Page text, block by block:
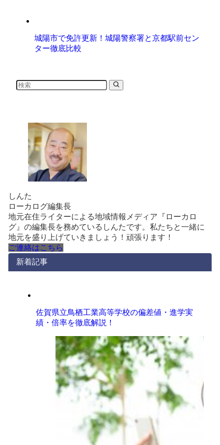
城陽市で免許更新！城陽警察署と京都駅前セン
ター徹底比較
しんた
ローカログ編集長
地元在住ライターによる地域情報メディア『ローカロ
グ』の編集長を務めているしんたです。私たちと一緒に
地元を盛り上げていきましょう！頑張ります！
ご連絡はこちら
新着記事
佐賀県立鳥栖工業高等学校の偏差値・進学実
績・倍率を徹底解説！